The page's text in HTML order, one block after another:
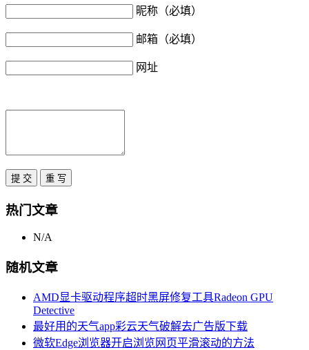
昵称（必填）
邮箱（必填）
网址
热门文章
N/A
随机文章
AMD显卡驱动程序超时黑屏修复工具Radeon GPU
Detective
最好用的天气app彩云天气破解去广告版下载
微软Edge浏览器开启浏览网页平滑滚动的方法